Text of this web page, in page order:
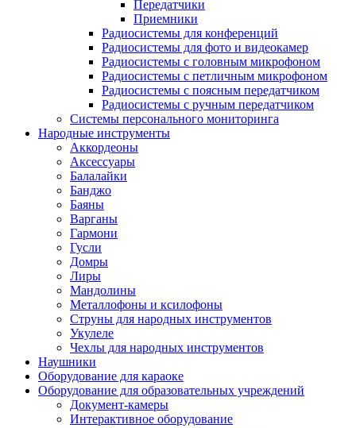
Передатчики
Приемники
Радиосистемы для конференций
Радиосистемы для фото и видеокамер
Радиосистемы с головным микрофоном
Радиосистемы с петличным микрофоном
Радиосистемы с поясным передатчиком
Радиосистемы с ручным передатчиком
Системы персонального мониторинга
Народные инструменты
Аккордеоны
Аксессуары
Балалайки
Банджо
Баяны
Варганы
Гармони
Гусли
Домры
Лиры
Мандолины
Металлофоны и ксилофоны
Струны для народных инструментов
Укулеле
Чехлы для народных инструментов
Наушники
Оборудование для караоке
Оборудование для образовательных учреждений
Документ-камеры
Интерактивное оборудование